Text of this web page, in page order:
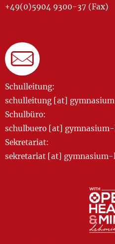
+49(0)5904 9300-37 (Fax)
Schulleitung:
schulleitung [at]
Schulbüro:
schulbuero [at]
Sekretariat:
sekretariat [at]